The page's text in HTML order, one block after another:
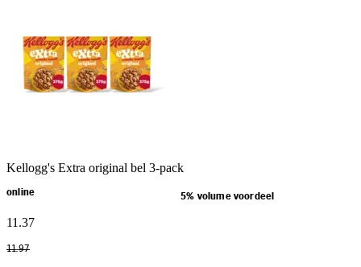
Kellogg's Extra original bel 3-pack
online 5% volume voordeel
11 .37
11.97